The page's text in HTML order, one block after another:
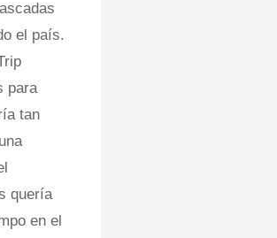
el país.
para
tan
quería
en el